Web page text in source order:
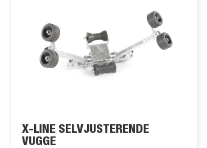
X-LINE SELVJUSTERENDE
VUGGE